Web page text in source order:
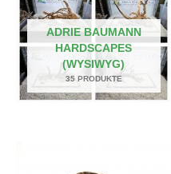
ADRIE BAUMANN
HARDSCAPES
(WYSIWYG)
35 PRODUKTE